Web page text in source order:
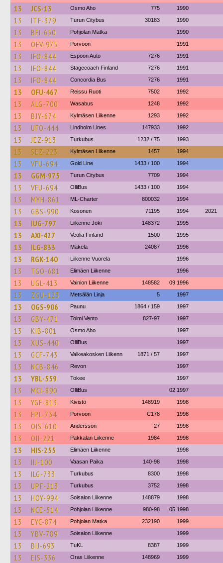
13
JCS-13 Osmo Aho 775 1990
13 ITF-379 Turun Citybus 30183 1990
13 BFI-650 Pohjolan Matka 1990
13 OFV-975 Porvoon 1991
13 IFO-844 Espoon Auto 7276 1991
13 IFO-844 Stagecoach Finland 7276 1991
13 IFO-844 Concordia Bus 7276 1991
13 OFU-467 Reissu Ruoti 7502 1992
13 ALG-700 Wasabus 1248 1992
13 BJY-674 Kylmäsen Liikenne 1293 1992
13 UFO-444 Lindholm Lines 147933 1992
13 JEZ-913 Turkubus 1232 / 75 1993
13 SEZ-223 Kylmäsen Liikenne 1457 1994
13 VFU-694 Gold Line 1433 / 100 1994
13 GGM-975 Turun Citybus 7709 1994
13 VFU-694 OlliBus 1433 / 100 1994
13 MYH-861 ML-Charter 800032 1994
13 GBS-990 Kosonen 71195 1994 2021
13 IUG-797 Liikenne Joki 148372 1995
13 AXI-427 Veolia Finland 1500 1995
13 ILG-833 Mäkela 24087 1996
13 RGK-140 Liikenne Vuorela 1996
13 TGO-681 Elimäen Liikenne 1996
13 UGL-413 Vainion Liikenne 148582 09.1996
13 ZGU-123 Metsälän Linja 5 1997
13 OGS-906 Paunu 1864 / 159 1997
13 GBY-471 Toimi Vento 827-97 1997
13 KIB-801 Osmo Aho 1997
13 XUS-440 OlliBus 1997
13 GCF-743 Valkeakosken Liikenn 1871 / 57 1997
13 NCB-846 Revon 1997
13 YBL-559 Tokee 1997
13 MCI-890 OlliBus 02.1997
13 YGF-813 Kivistö 148919 1998
13 FPL-734 Porvoon C178 1998
13 OIS-610 Andersson 27 1998
13 OII-221 Pakkalan Liikenne 1984 1998
13 HIS-255 Elimäen Liikenne 1998
13 IIJ-100 Vaasan Paika 140-98 1998
13 ILG-733 Turkubus 8300 1998
13 UPF-213 Turkubus 3752 1998
13 HOY-994 Soisalon Liikenne 148879 1998
13 NCE-514 Pohjolan Liikenne 980-98 05.1998
13 EYC-874 Pohjolan Matka 232190 1999
13 YBV-789 Soisalon Liikenne 1999
13 BIJ-693 TuKL 8387 1999
13 EIS-336 Oras Liikenne 148969 1999